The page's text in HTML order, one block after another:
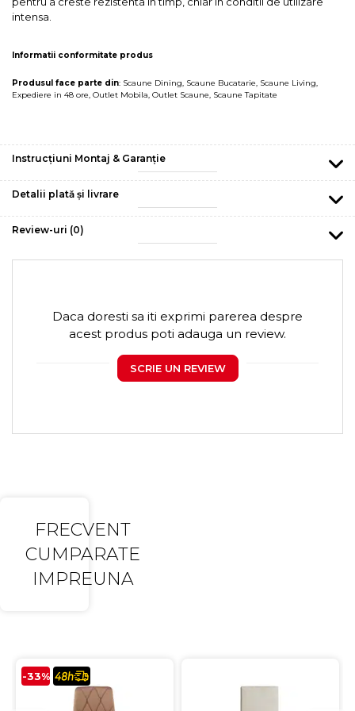
intensa.
Informatii conformitate produs
Produsul face parte din: Scaune Dining, Scaune Bucatarie, Scaune Living,
Expediere in 48 ore, Outlet Mobila, Outlet Scaune, Scaune Tapitate
Instrucțiuni Montaj & Garanție
Detalii plată și livrare
Review-uri (0)
Daca doresti sa iti exprimi parerea despre
acest produs poti adauga un review.
SCRIE UN REVIEW
FRECVENT
CUMPARATE
IMPREUNA
-33%